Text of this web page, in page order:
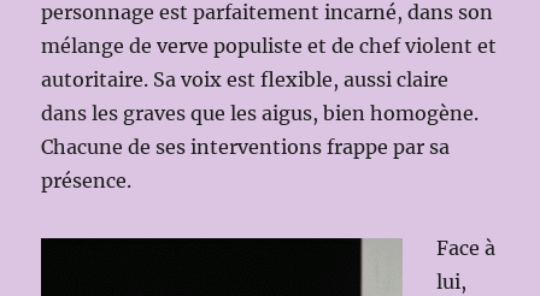
personnage est parfaitement incarné, dans son
mélange de verve populiste et de chef violent et
autoritaire. Sa voix est flexible, aussi claire
dans les graves que les aigus, bien homogène.
Chacune de ses interventions frappe par sa
présence.
Face à
lui,